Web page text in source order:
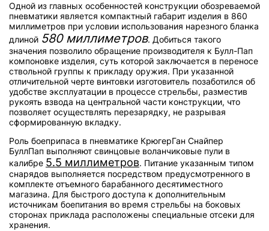
Одной из главных особенностей конструкции обозреваемой
пневматики является компактный габарит изделия в 860
миллиметров при условии использования нарезного бланка
длиной 580 миллиметров. Добиться такого
значения позволило обращение производителя к Булл-Пап
компоновке изделия, суть которой заключается в переносе
ствольной группы к прикладу оружия. При указанной
отличительной черте винтовки изготовитель позаботился об
удобстве эксплуатации в процессе стрельбы, разместив
рукоять взвода на центральной части конструкции, что
позволяет осуществлять перезарядку, не разрывая
сформированную вкладку.
Роль боеприпаса в пневматике КрюгерГан Снайпер
БуллПап выполняют свинцовые воланчиковые пули в
калибре 5.5 миллиметров. Питание указанным типом
снарядов выполняется посредством предусмотренного в
комплекте отъемного барабанного десятиместного
магазина. Для быстрого доступа к дополнительным
источникам боепитания во время стрельбы на боковых
сторонах приклада расположены специальные отсеки для
хранения.